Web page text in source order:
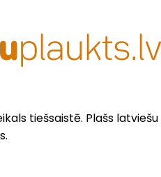
tiešsaistē. Plašs latviešu